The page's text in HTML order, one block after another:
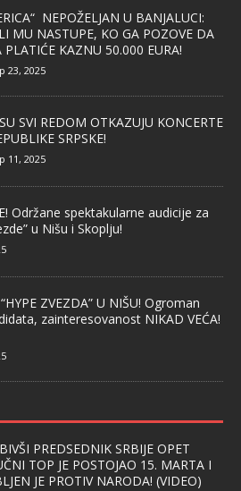
NEPOŽELJAN U BANJALUCI:
MU NASTUPE, KO GA POZOVE DA
PLATIĆE KAZNU 50.000 EURA!
23, 2025
SVI REDOM OTKAZUJU KONCERTE
SRPSKE!
11, 2025
Održane spektakularne audicije za
u Nišu i Skoplju!
ZVEZDA” U NIŠU! Ogroman
zainteresovanost NIKAD VEĆA!
PREDSEDNIK SRBIJE OPET
TOP JE POSTOJAO 15. MARTA I
JE PROTIV NARODA! (VIDEO)